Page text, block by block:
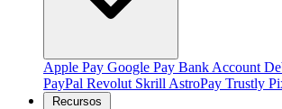
Apple Pay Google Pay Bank Account
PayPal Revolut Skrill AstroPay Trustly
Recursos